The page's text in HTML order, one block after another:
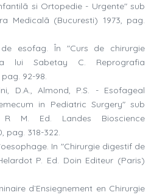
si Ortopedie - Urgente" sub
Medicalã (Bucuresti) 1973, pag.
esofag. În "Curs de chirurgie
lui Sabetay C. Reprografia
92-98.
D.A., Almond, P.S. - Esofageal
in Pediatric Surgery" sub
M. Ed. Landes Bioscience
pag. 318-322.
In "Chirurgie digestif de
P. Ed. Doin Editeur (Paris)
d`Ensiegnement en Chirurgie